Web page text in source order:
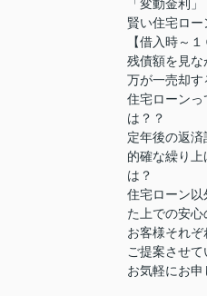
「変動金利
賢い住宅ロー
【借入時～
残債額を見な
万が一売却す
住宅ローン
は？？
定年後の返済
的確な繰り
は？
住宅ローン以
た上での安心
お客様それ
ご提案させて
お気軽にお申